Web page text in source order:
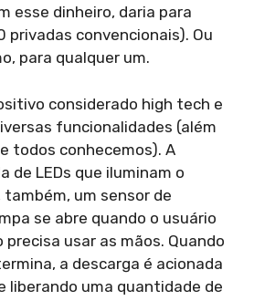
esse dinheiro, daria para
privadas convencionais). Ou
para qualquer um.
considerado high tech e
funcionalidades (além
todos conhecemos). A
de LEDs que iluminam o
um sensor de
se abre quando o usuário
precisa usar as mãos. Quando
a descarga é acionada
uma quantidade de